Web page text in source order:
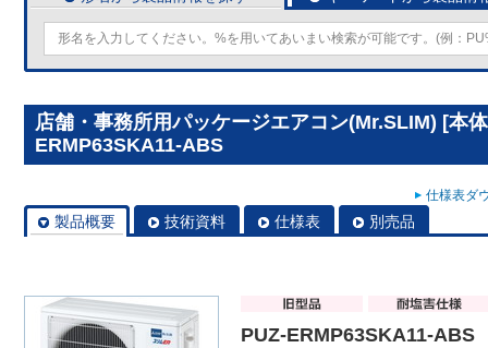
店舗・事務所用パッケージエアコン(Mr.SLIM) [本
ERMP63SKA11-ABS
仕様表ダ
製品概要 技術資料 仕様表 別売品
PUZ-ERMP63SKA11-ABS